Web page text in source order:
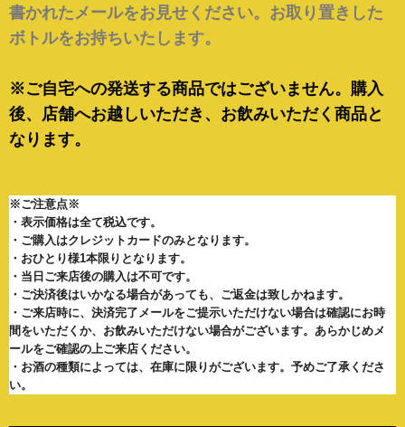
書かれたメールをお見せください。お取り置きした
ボトルをお持ちいたします。
※ご自宅への発送する商品ではございません。購入
後、店舗へお越しいただき、お飲みいただく商品と
なります。
※ご注意点※
・表示価格は全て税込です。
・ご購入はクレジットカードのみとなります。
・おひとり様1本限りとなります。
・ 当日ご来店後の購入は不可です。
・ ご決済後はいかなる場合があっても、ご返金は致しかねます。
・ご来店時に、決済完了メールをご提示いただけない場合は確認にお時
間をいただくか、 お飲みいただけない場合がございます。 あらかじめメ
ールをご確認の上ご来店ください。
・お酒の種類によっては、在庫に限りがございます。 予めご了承くださ
い。